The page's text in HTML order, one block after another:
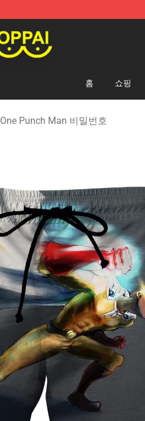
홈 쇼핑
One Punch Man 비밀번호